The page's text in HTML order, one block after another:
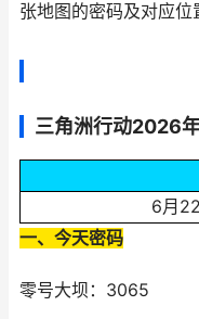
张地图的密码及对应位
三角洲行动2026
6月
一、今天密码
零号大坝：3065